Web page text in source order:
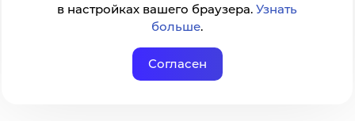
в настройках вашего браузера.Узнать
больше.
Согласен